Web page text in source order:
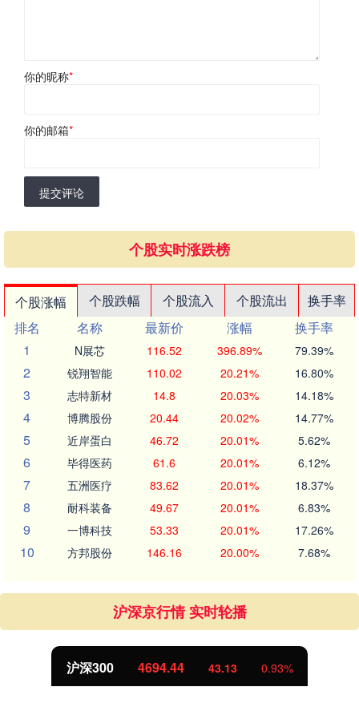
你的昵称*
你的邮箱*
提交评论
个股实时涨跌榜
个股涨幅 个股跌幅 个股流入 个股流出
换手率
排名
名称 最新价 涨幅
换手率
1
N展芯 116.52 396.89% 79.39%
2 锐翔智能 110.02 20.21% 16.80%
3 志特新材 14.8 20.03% 14.18%
4 博腾股份 20.44 20.02% 14.77%
5 近岸蛋白 46.72 20.01% 5.62%
6 毕得医药 61.6 20.01% 6.12%
7 五洲医疗 83.62 20.01% 18.37%
8 耐科装备 49.67 20.01% 6.83%
9 一博科技 53.33 20.01% 17.26%
10 方邦股份 146.16 20.00% 7.68%
沪深京行情 实时轮播
沪深300 4694.44 43.13 0.93%